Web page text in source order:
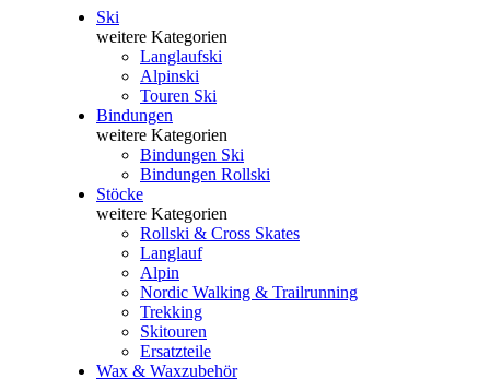
Ski
weitere Kategorien
Langlaufski
Alpinski
Touren Ski
Bindungen
weitere Kategorien
Bindungen Ski
Bindungen Rollski
Stöcke
weitere Kategorien
Rollski & Cross Skates
Langlauf
Alpin
Nordic Walking & Trailrunning
Trekking
Skitouren
Ersatzteile
Wax & Waxzubehör